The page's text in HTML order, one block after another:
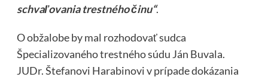
schvaľovania trestného činu“.
O obžalobe by mal rozhodovať sudca
Špecializovaného trestného súdu Ján Buvala.
JUDr. Štefanovi Harabinovi v prípade dokázania